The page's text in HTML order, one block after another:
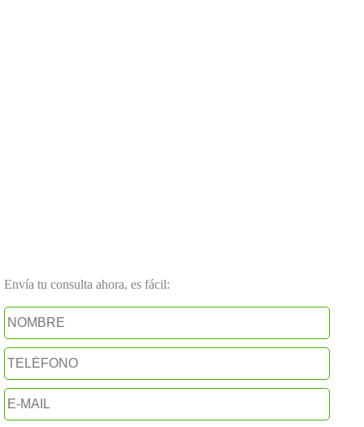
Envía tu consulta ahora, es fácil: